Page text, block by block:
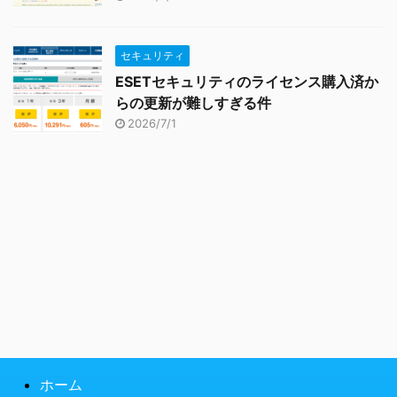
セキュリティ
ESETセキュリティのライセンス購入済か
らの更新が難しすぎる件
2026/7/1
ホーム